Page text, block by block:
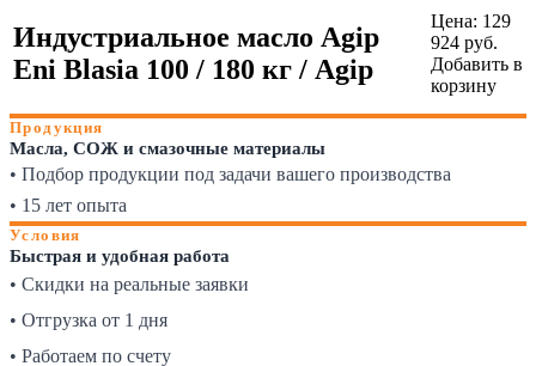
Индустриальное масло Agip
Eni Blasia 100 / 180 кг / Agip
Цена: 129
924 руб.
Добавить в
корзину
Продукция
Масла, СОЖ и смазочные материалы
• Подбор продукции под задачи вашего производства
• 15 лет опыта
Условия
Быстрая и удобная работа
• Скидки на реальные заявки
• Отгрузка от 1 дня
• Работаем по счету